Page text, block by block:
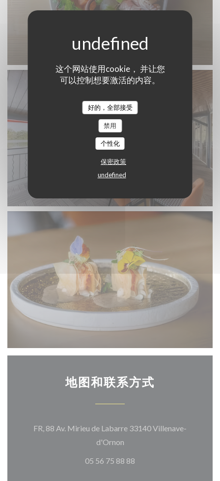
这个网站使用cookie， 并让您
可以控制想要激活的内容。
好的，全部接受
禁用
个性化
保密政策
undefined
地图和联系方式
FR, 88 Av. Mirieu de Labarre 33140 Villenave-
d'Ornon((在新窗口中打开))
05 56 75 88 88